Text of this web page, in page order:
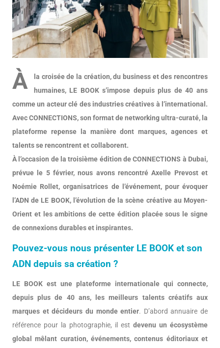
À
la croisée de la création, du business et des rencontres
humaines, LE BOOK s’impose depuis plus de 40 ans
comme un acteur clé des industries créatives à l’international.
Avec CONNECTIONS, son format de networking ultra-curaté, la
plateforme repense la manière dont marques, agences et
talents se rencontrent et collaborent.
À l’occasion de la troisième édition de CONNECTIONS à Dubai,
prévue le 5 février, nous avons rencontré Axelle Prevost et
Noémie Rollet, organisatrices de l’événement, pour évoquer
l’ADN de LE BOOK, l’évolution de la scène créative au Moyen-
Orient et les ambitions de cette édition placée sous le signe
de connexions durables et inspirantes.
Pouvez-vous nous présenter LE BOOK et son
ADN depuis sa création ?
LE BOOK est une plateforme internationale qui connecte,
depuis plus de 40 ans, les meilleurs talents créatifs aux
marques et décideurs du monde entier. D’abord annuaire de
référence pour la photographie, il est devenu un écosystème
global mêlant curation, événements, contenus éditoriaux et